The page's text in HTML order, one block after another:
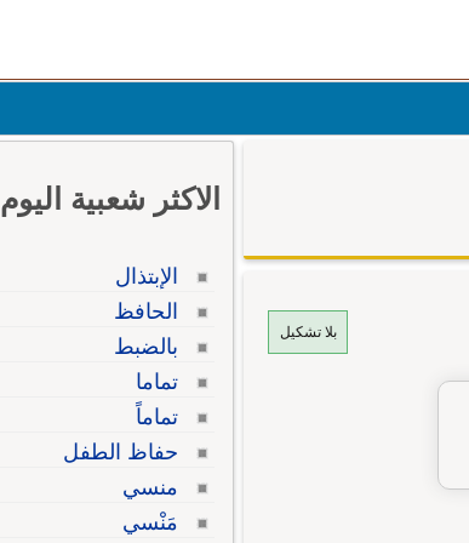
بلا تشكيل
الاكثر شعبية اليوم
الإبتذال
الحافظ
بالضبط
تماما
تماماً
حفاظ الطفل
منسي
مَنْسي